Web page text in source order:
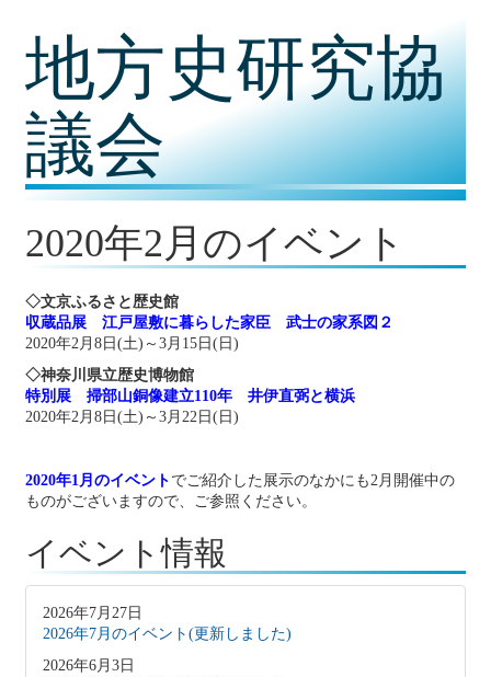
地方史研究協
議会
2020年2月のイベント
◇文京ふるさと歴史館
収蔵品展 江戸屋敷に暮らした家臣 武士の家系図２
2020年2月8日(土)～3月15日(日)
◇神奈川県立歴史博物館
特別展 掃部山銅像建立110年 井伊直弼と横浜
2020年2月8日(土)～3月22日(日)
2020年1月のイベント でご紹介した展示のなかにも2月開催中の
ものがございますので、ご参照ください。
イベント情報
2026年7月27日
2026年7月のイベント(更新しました)
2026年6月3日